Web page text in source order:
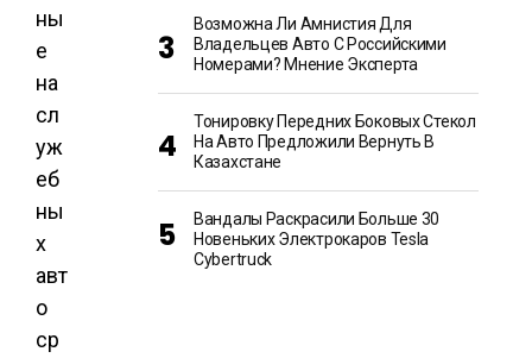
ны
е
на
сл
уж
еб
ны
х
авт
о
ср
Возможна Ли Амнистия Для
Владельцев Авто С Российскими
Номерами? Мнение Эксперта
Тонировку Передних Боковых Стекол
На Авто Предложили Вернуть В
Казахстане
Вандалы Раскрасили Больше 30
Новеньких Электрокаров Tesla
Cybertruck